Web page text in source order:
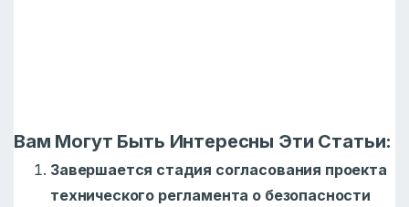
Вам Могут Быть Интересны Эти Статьи:
Завершается стадия согласования проекта
технического регламента о безопасности